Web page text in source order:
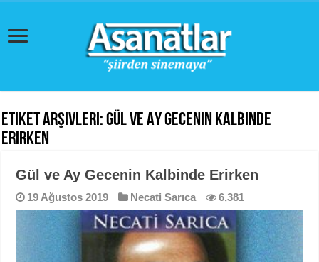
Etiket Arşivleri:Gül ve Ay Gecenin Kalbinde
Erirken
Gül ve Ay Gecenin Kalbinde Erirken
19 Ağustos 2019 Necati Sarıca 6,381